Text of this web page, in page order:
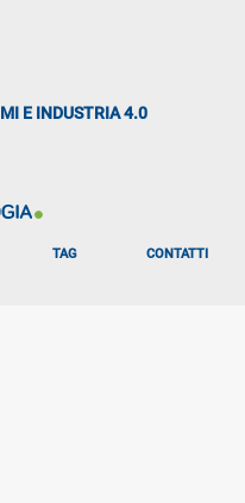
PMI E INDUSTRIA 4.0
TAG CONTATTI